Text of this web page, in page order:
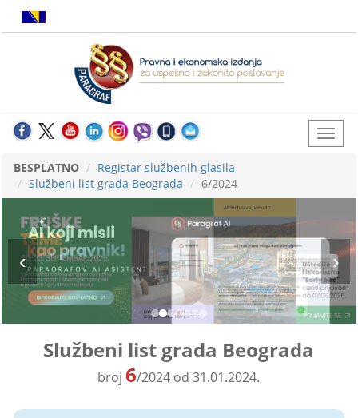
BESPLATNO
Registar službenih glasila
Službeni list grada Beograda
6/2024
Službeni list grada Beograda
broj6/2024 od 31.01.2024.